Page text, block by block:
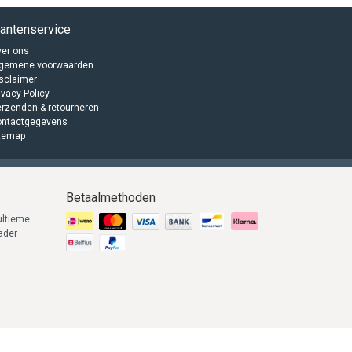
ons
voorwaarden
Policy
& retourneren
Betaalmethoden